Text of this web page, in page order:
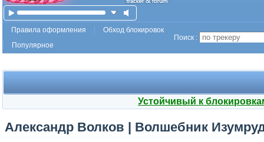
Правила оформления
Обход блокировок
Популярное
Поиск :
Устойчивый к
Александр Волков | Волшебник